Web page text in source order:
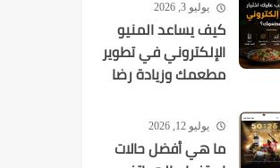
يوليو 3, 2026
كيف يساعد المنيو
الإلكتروني في تطوير
مطعمك وزيادة رضا
يوليو 12, 2026
ما هي أفضل حالات